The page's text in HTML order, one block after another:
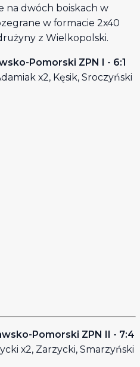
na dwóch boiskach w
w formacie 2x40
z Wielkopolski.
Pomorski ZPN I - 6:1
x2, Kęsik, Sroczyński
Pomorski ZPN II - 7:4
x2, Zarzycki, Smarzyński